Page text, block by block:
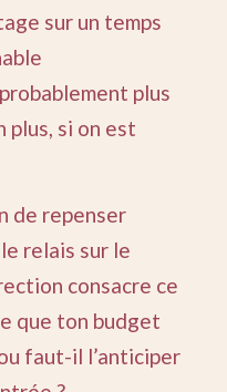
sur un temps
plus
plus, si on est
de repenser
relais sur le
consacre ce
que ton budget
faut-il l’anticiper